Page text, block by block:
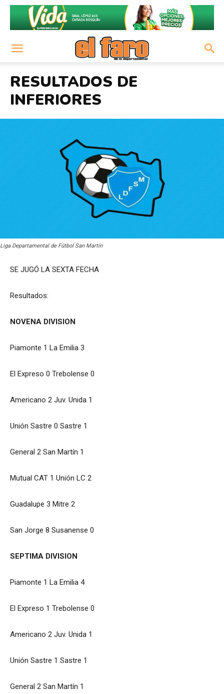
RESULTADOS DE
INFERIORES
Liga Departamental de Fútbol San Martín
SE JUGÓ LA SEXTA FECHA
Resultados:
NOVENA DIVISION
Piamonte 1 La Emilia 3
El Expreso 0 Trebolense 0
Americano 2 Juv. Unida 1
Unión Sastre 0 Sastre 1
General 2 San Martín 1
Mutual CAT 1 Unión LC 2
Guadalupe 3 Mitre 2
San Jorge 8 Susanense 0
SEPTIMA DIVISION
Piamonte 1 La Emilia 4
El Expreso 1 Trebolense 0
Americano 2 Juv. Unida 1
Unión Sastre 1 Sastre 1
General 2 San Martín 1